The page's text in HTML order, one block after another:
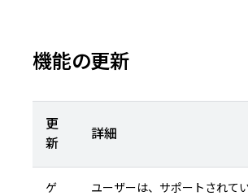
機能の更新
更
新
詳細
ゲ
ユーザーは、サポートされて